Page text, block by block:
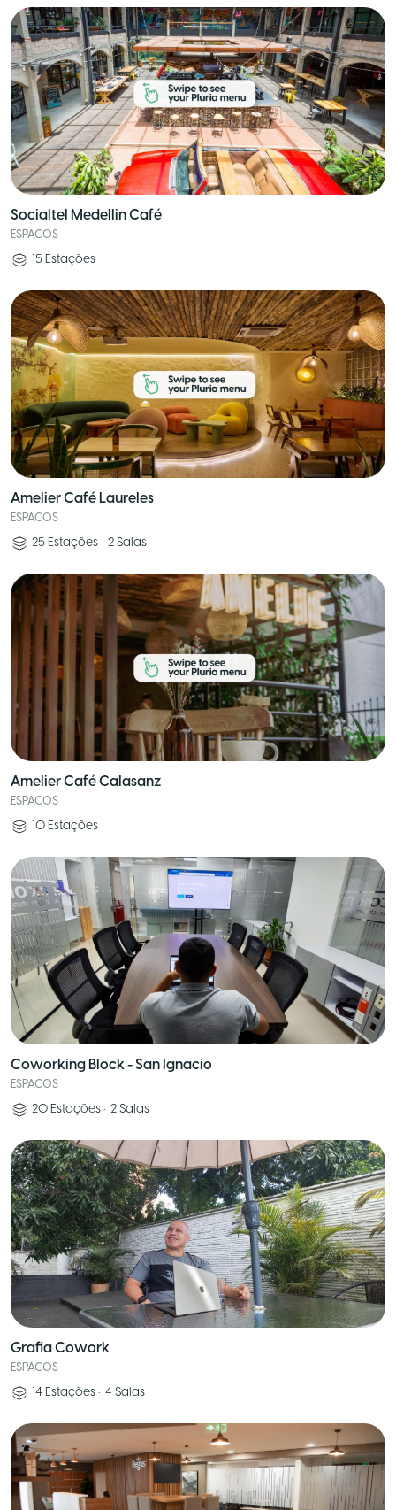
Socialtel Medellin Café
ESPACOS
15 Estações
Amelier Café Laureles
ESPACOS
25 Estações • 2 Salas
Amelier Café Calasanz
ESPACOS
10 Estações
Coworking Block - San Ignacio
ESPACOS
20 Estações • 2 Salas
Grafia Cowork
ESPACOS
14 Estações • 4 Salas